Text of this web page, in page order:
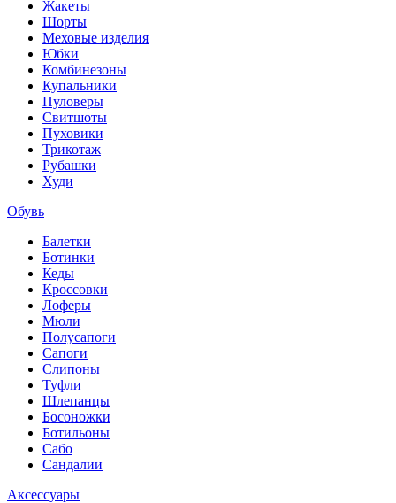
Жакеты
Шорты
Меховые изделия
Юбки
Комбинезоны
Купальники
Пуловеры
Свитшоты
Пуховики
Трикотаж
Рубашки
Худи
Обувь
Балетки
Ботинки
Кеды
Кроссовки
Лоферы
Мюли
Полусапоги
Сапоги
Слипоны
Туфли
Шлепанцы
Босоножки
Ботильоны
Сабо
Сандалии
Аксессуары